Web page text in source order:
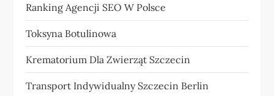
Ranking Agencji SEO W Polsce
Toksyna Botulinowa
Krematorium Dla Zwierząt Szczecin
Transport Indywidualny Szczecin Berlin